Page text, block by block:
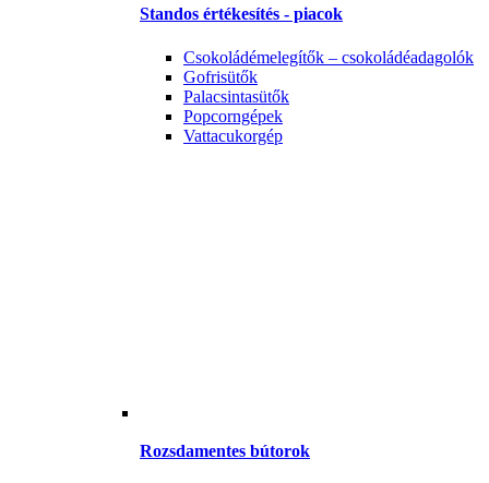
Standos értékesítés - piacok
Csokoládémelegítők – csokoládéadagolók
Gofrisütők
Palacsintasütők
Popcorngépek
Vattacukorgép
Rozsdamentes bútorok